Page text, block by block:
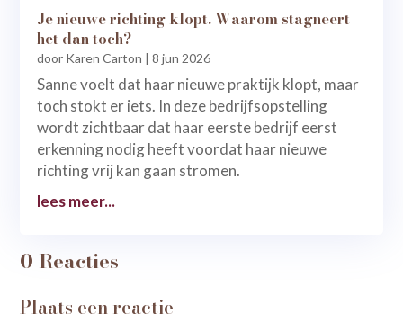
Je nieuwe richting klopt. Waarom stagneert
het dan toch?
door Karen Carton |8 jun 2026
Sanne voelt dat haar nieuwe praktijk klopt, maar
toch stokt er iets. In deze bedrijfsopstelling
wordt zichtbaar dat haar eerste bedrijf eerst
erkenning nodig heeft voordat haar nieuwe
richting vrij kan gaan stromen.
lees meer...
0 Reacties
Plaats een reactie